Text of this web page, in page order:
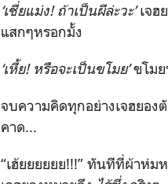
‘เชี่ยแม่ง!ถ้าเป็นผีล่ะวะ’ เจฮ
แสกๆหรอกมั้ง
‘เหี้ย!หรือจะเป็นขโมย’ขโม
จบความคิดทุกอย่างเจฮยอง
คาด...
“เฮ้ยยยยยย!!!” ทันทีที่ผ้าห่มห